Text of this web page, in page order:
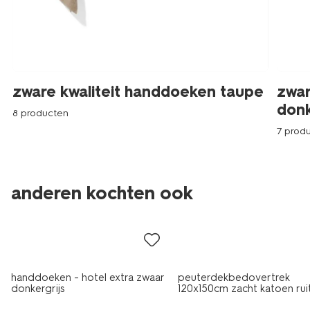
zware kwaliteit handdoeken taupe
8 producten
7
anderen kochten ook
handdoeken - hotel extra zwaar
donkergrijs
peuterdekbedovertrek
120x150cm zacht katoen